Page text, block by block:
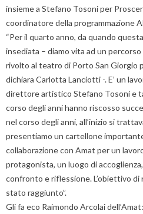
insieme a Stefano Tosoni per
coordinatore della programmazione
“Per il quarto anno, da quando
insediata – diamo vita ad un
rivolto al teatro di Porto San Giorgio
dichiara Carlotta Lanciotti -. E’ un
direttore artistico Stefano Tosoni e
corso degli anni hanno riscosso
nel corso degli anni, all’inizio si
presentiamo un cartellone
collaborazione con Amat per un
protagonista, un luogo di
confronto e riflessione. L’obiettivo
stato raggiunto”.
Gli fa eco Raimondo Arcolai